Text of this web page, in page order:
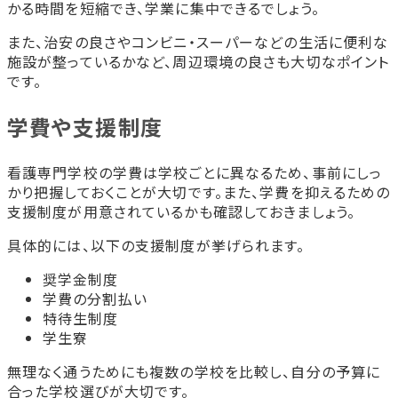
かる時間を短縮でき、学業に集中できるでしょう。
また、治安の良さやコンビニ・スーパーなどの生活に便利な
施設が整っているかなど、周辺環境の良さも大切なポイント
です。
学費や支援制度
看護専門学校の学費は学校ごとに異なるため、事前にしっ
かり把握しておくことが大切です。また、学費を抑えるための
支援制度が用意されているかも確認しておきましょう。
具体的には、以下の支援制度が挙げられます。
奨学金制度
学費の分割払い
特待生制度
学生寮
無理なく通うためにも複数の学校を比較し、自分の予算に
合った学校選びが大切です。